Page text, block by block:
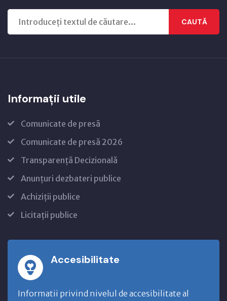
CAUTĂ
Informații utile
Comunicate de presă
Comunicate de presă 2026
Transparență Decizională
Anunțuri dezbateri publice
Achiziții publice
Licitații publice
Accesibilitate
Informatii privind nivelul de accesibilitate al